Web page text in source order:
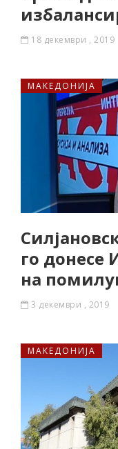
18 декември , 2019
МАКЕДОНИЈА
го донесе
на
3 декември , 2019
МАКЕДОНИЈА